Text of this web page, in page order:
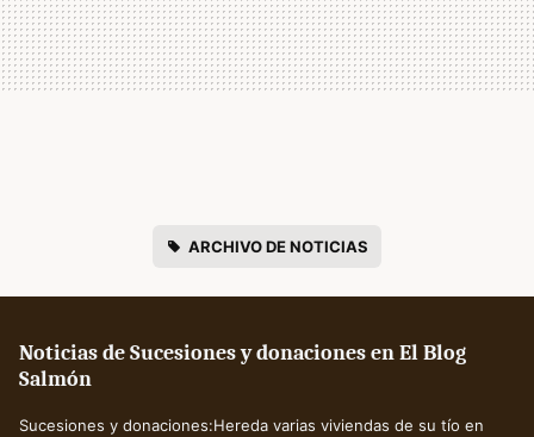
ARCHIVO DE NOTICIAS
Noticias de Sucesiones y donaciones en El Blog
Salmón
Sucesiones y donaciones:Hereda varias viviendas de su tío en